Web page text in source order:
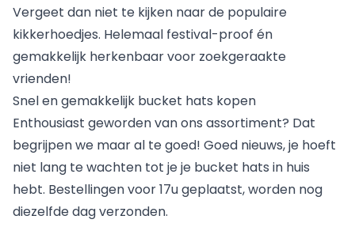
Vergeet dan niet te kijken naar de populaire
kikkerhoedjes. Helemaal festival-proof én
gemakkelijk herkenbaar voor zoekgeraakte
vrienden!
Snel en gemakkelijk bucket hats kopen
Enthousiast geworden van ons assortiment? Dat
begrijpen we maar al te goed! Goed nieuws, je hoeft
niet lang te wachten tot je je bucket hats in huis
hebt. Bestellingen voor 17u geplaatst, worden nog
diezelfde dag verzonden.